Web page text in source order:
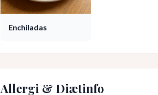
Enchiladas
Allergi & Diætinfo